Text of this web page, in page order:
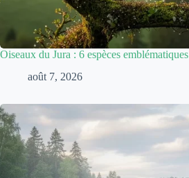
Oiseaux du Jura : 6 espèces
août 7, 2026